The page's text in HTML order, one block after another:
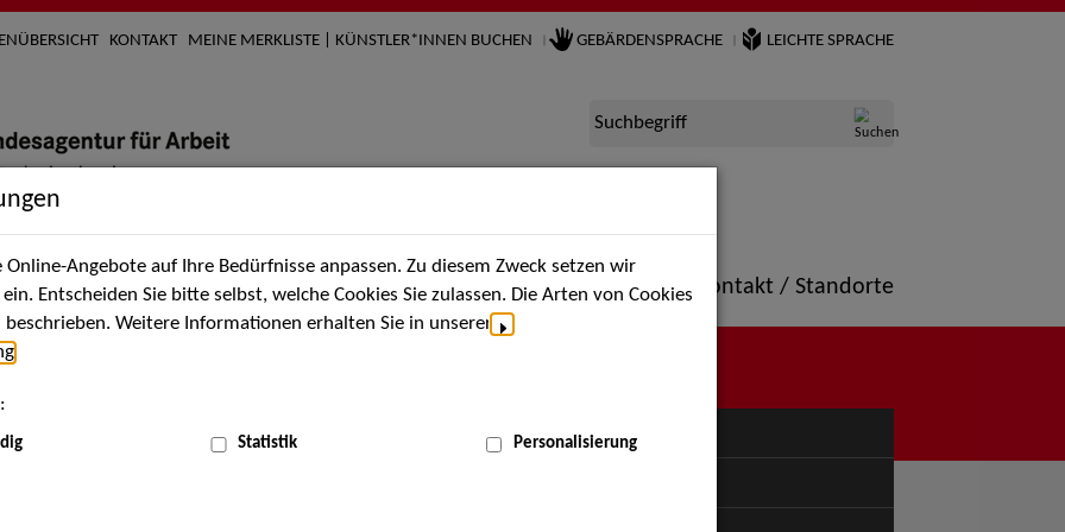
KONTAKT MEINE MERKLISTE | KÜNSTLER*INNEN BUCHEN GEBÄRDENSPRACHE LEICHTE SPRACHE
Suchbegriff
Künstler*innen Über uns Aktuelles Termine Portfolio Kontakt / Standorte
MENÜ
Angebote auf Ihre Bedürfnisse anpassen. Zu diesem Zweck setzen wir
Entscheiden Sie bitte selbst, welche Cookies Sie zulassen. Die Arten von Cookies
Weitere Informationen erhalten Sie in unserer
Statistik Personalisierung